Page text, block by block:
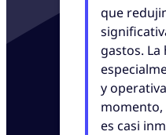
que
gastos.
y
momento,
es casi